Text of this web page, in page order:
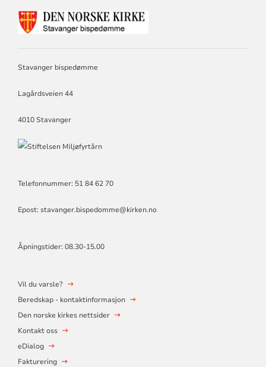
Stavanger bispedømme
Lagårdsveien 44
4010 Stavanger
Telefonnummer: 51 84 62 70
Epost: stavanger.bispedomme@kirken.no
Åpningstider: 08.30-15.00
Vil du varsle?
Beredskap - kontaktinformasjon
Den norske kirkes nettsider
Kontakt oss
eDialog
Fakturering